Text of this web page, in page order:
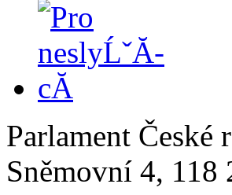
Parlament České
Sněmovní 4, 118